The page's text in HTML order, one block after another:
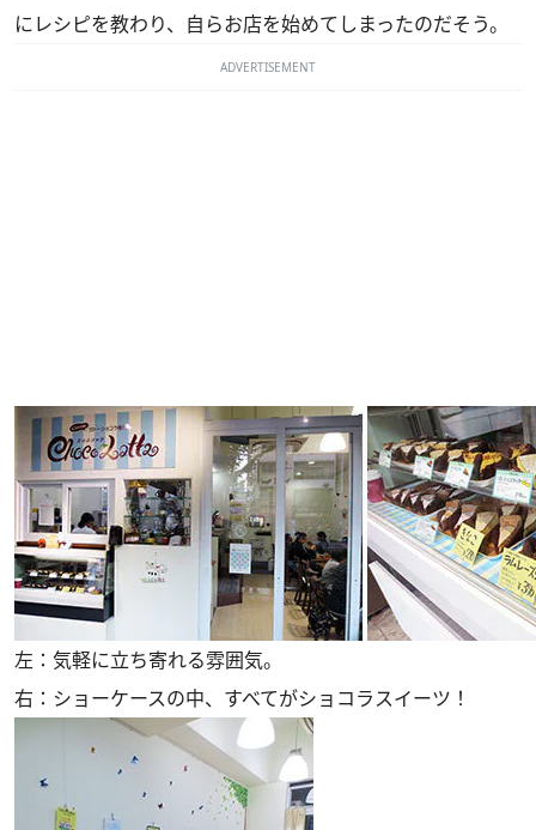
にレシピを教わり、自らお店を始めてしまったのだそう。
ADVERTISEMENT
左：気軽に立ち寄れる雰囲気。
右：ショーケースの中、すべてがショコラスイーツ！